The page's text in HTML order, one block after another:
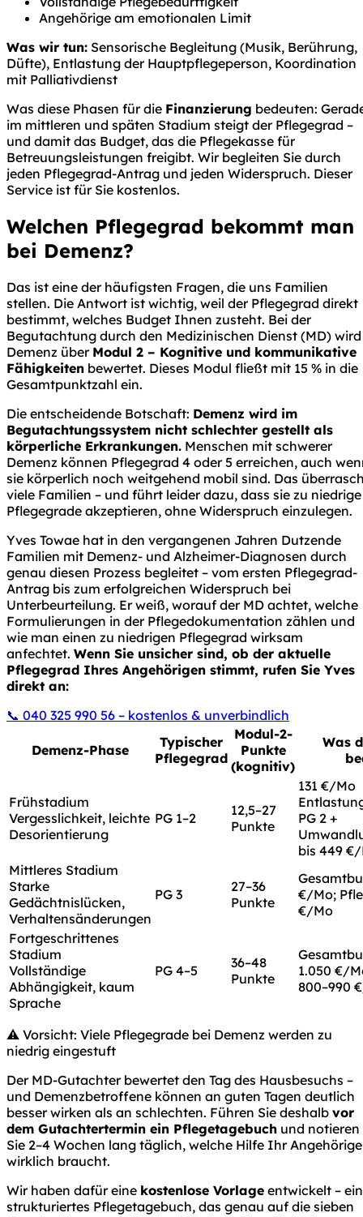
Angehörige am emotionalen Limit
Was wir tun: Sensorische Begleitung (Musik, Berührung,
Düfte), Entlastung der Hauptpflegeperson, Koordination
mit Palliativdienst
Was diese Phasen für die Finanzierung bedeuten:
im mittleren und späten Stadium steigt der Pflegegrad –
und damit das Budget, das die Pflegekasse für
Betreuungsleistungen freigibt. Wir begleiten Sie durch
jeden Pflegegrad-Antrag und jeden Widerspruch. Dieser
Service ist für Sie kostenlos.
Welchen Pflegegrad bekommt man
bei Demenz?
Das ist eine der häufigsten Fragen, die uns Familien
stellen. Die Antwort ist wichtig, weil der Pflegegrad direkt
bestimmt, welches Budget Ihnen zusteht. Bei der
Begutachtung durch den Medizinischen Dienst (MD) wird
Demenz über Modul 2 – Kognitive und kommunikative
Fähigkeiten bewertet. Dieses Modul fließt mit 15 % in die
Gesamtpunktzahl ein.
Die entscheidende Botschaft: Demenz wird im
Begutachtungssystem nicht schlechter gestellt als
körperliche Erkrankungen. Menschen mit schwerer
Demenz können Pflegegrad 4 oder 5 erreichen, auch
sie körperlich noch weitgehend mobil sind. Das
viele Familien – und führt leider dazu, dass sie zu niedrige
Pflegegrade akzeptieren, ohne Widerspruch einzulegen.
Yves Towae hat in den vergangenen Jahren Dutzende
Familien mit Demenz- und Alzheimer-Diagnosen durch
genau diesen Prozess begleitet – vom ersten Pflegegrad-
Antrag bis zum erfolgreichen Widerspruch bei
Unterbeurteilung. Er weiß, worauf der MD achtet, welche
Formulierungen in der Pflegedokumentation zählen und
wie man einen zu niedrigen Pflegegrad wirksam
anfechtet. Wenn Sie unsicher sind, ob der aktuelle
Pflegegrad Ihres Angehörigen stimmt, rufen Sie Yves
direkt an:
📞 040 325 990 56 – kostenlos & unverbindlich
Demenz-Phase
Typischer
Pflegegrad
Modul-2-
Punkte
(kognitiv)
Was
Frühstadium
Vergesslichkeit, leichte
Desorientierung
PG 1–2
12,5–27
Punkte
131 €/Mo
PG 2 +
bis 449
Mittleres Stadium
Starke
Gedächtnislücken,
Verhaltensänderungen
PG 3
27–36
Punkte
€/Mo;
€/Mo
Fortgeschrittenes
Stadium
Vollständige
Abhängigkeit, kaum
Sprache
PG 4–5
36–48
Punkte
1.050 €/
800–990
⚠️ Vorsicht: Viele Pflegegrade bei Demenz werden zu
niedrig eingestuft
Der MD-Gutachter bewertet den Tag des Hausbesuchs –
und Demenzbetroffene können an guten Tagen deutlich
besser wirken als an schlechten. Führen Sie deshalb vor
dem Gutachtertermin ein Pflegetagebuch und notieren
Sie 2–4 Wochen lang täglich, welche Hilfe Ihr
wirklich braucht.
Wir haben dafür eine kostenlose Vorlage entwickelt – ein
strukturiertes Pflegetagebuch, das genau auf die sieben